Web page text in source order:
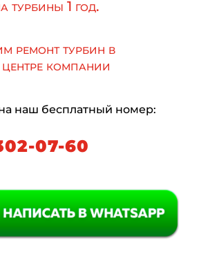
турбины 1 год.
ремонт турбин в
компании
наш бесплатный номер:
07-60